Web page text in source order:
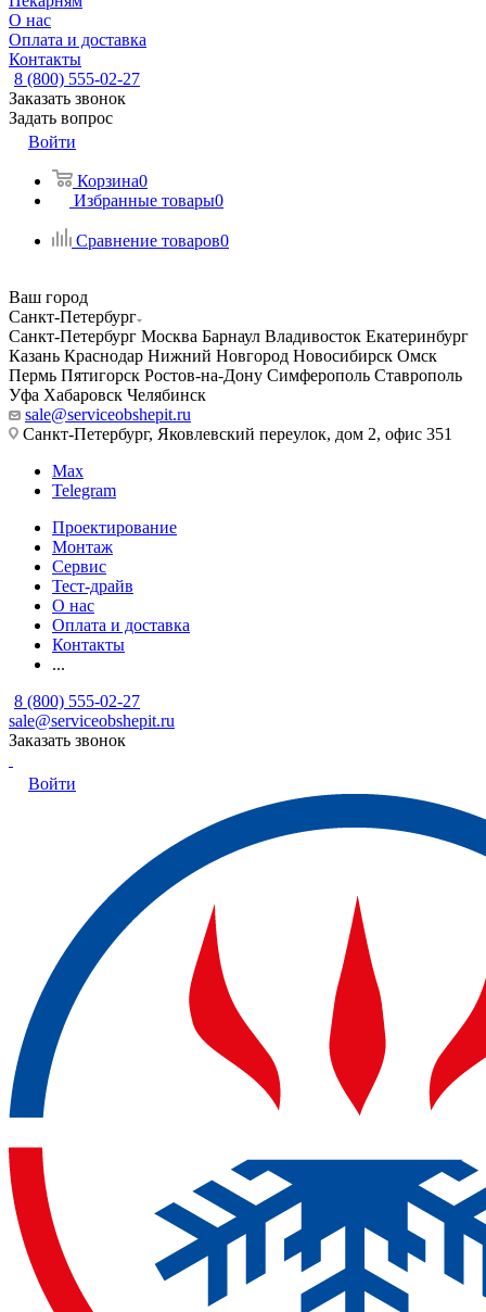
О нас
Оплата и доставка
Контакты
8 (800) 555-02-27
Заказать звонок
Задать вопрос
Войти
Корзина0
Избранные товары0
Сравнение товаров0
Ваш город
Санкт-Петербург
Санкт-Петербург Москва Барнаул Владивосток Екатеринбург
Казань Краснодар Нижний Новгород Новосибирск Омск
Пермь Пятигорск Ростов-на-Дону Симферополь Ставрополь
Уфа Хабаровск Челябинск
sale@serviceobshepit.ru
Санкт-Петербург, Яковлевский переулок, дом 2, офис 351
Max
Telegram
Проектирование
Монтаж
Сервис
Тест-драйв
О нас
Оплата и доставка
Контакты
...
8 (800) 555-02-27
sale@serviceobshepit.ru
Заказать звонок
Войти